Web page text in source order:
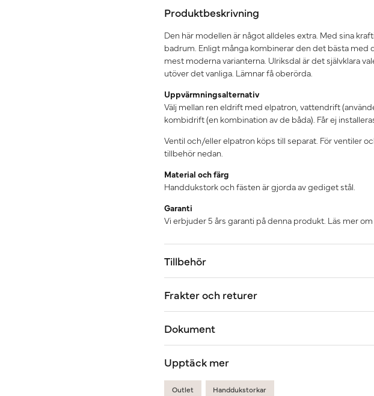
Produktbeskrivning
Den här modellen är något alldeles extra. Med sina
badrum. Enligt många kombinerar den det bästa med
mest moderna varianterna. Ulriksdal är det självklara
utöver det vanliga. Lämnar få oberörda.
Uppvärmningsalternativ
Välj mellan ren eldrift med elpatron, vattendrift
kombidrift (en kombination av de båda). Får ej
Ventil och/eller elpatron köps till separat. För ventiler
tillbehör nedan.
Material och färg
Handdukstork och fästen är gjorda av gediget stål.
Garanti
Vi erbjuder 5 års garanti på denna produkt. Läs mer
Tillbehör
Frakter och returer
Dokument
Upptäck mer
Outlet Handdukstorkar